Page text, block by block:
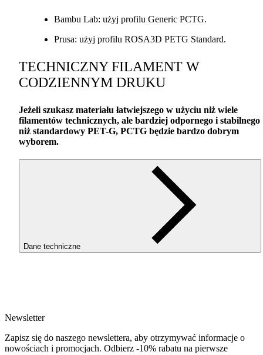
Bambu Lab: użyj profilu Generic PCTG.
Prusa: użyj profilu ROSA3D PETG Standard.
TECHNICZNY FILAMENT W
CODZIENNYM DRUKU
Jeżeli szukasz materiału łatwiejszego w użyciu niż wiele
filamentów technicznych, ale bardziej odpornego i stabilnego
niż standardowy PET-G, PCTG będzie bardzo dobrym
wyborem.
Dane techniczne
Waga netto [kg]
Średnica [mm]
1.75
Newsletter
Zapisz się do naszego newslettera, aby otrzymywać informacje o
nowościach i promocjach. Odbierz -10% rabatu na pierwsze